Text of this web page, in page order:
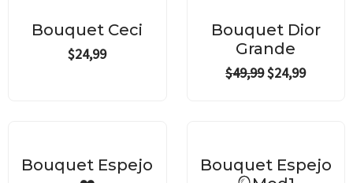
Bouquet Ceci
$24,99
Bouquet Dior
Grande
$49,99
was:
$49,99.
$24,99
is:
Bouquet Espejo
Bouquet Espejo
was:
$24,99.
is:
$19,99.